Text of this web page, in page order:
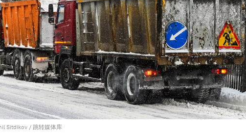
Sitdikov / 跳转媒体库